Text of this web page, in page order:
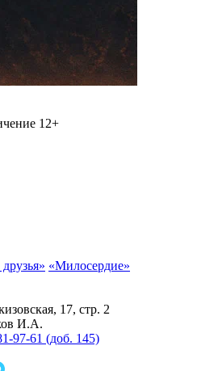
«Милосердие»
17, стр. 2
И.А.
97-61 (доб. 145)